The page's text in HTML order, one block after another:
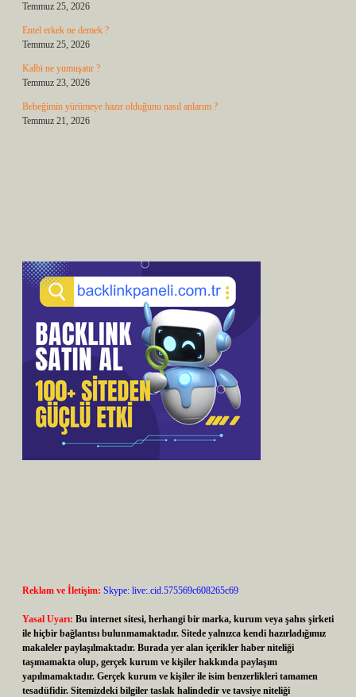
Temmuz 25, 2026
Entel erkek ne demek ?
Temmuz 25, 2026
Kalbi ne yumuşatır ?
Temmuz 23, 2026
Bebeğimin yürümeye hazır olduğunu nasıl anlarım ?
Temmuz 21, 2026
Reklam ve İletişim: Skype: live:.cid.575569c608265c69
Yasal Uyarı: Bu internet sitesi, herhangi bir marka, kurum veya şahıs şirketi
ile hiçbir bağlantısı bulunmamaktadır. Sitede yalnızca kendi hazırladığımız
makaleler paylaşılmaktadır. Burada yer alan içerikler haber niteliği
taşımamakta olup, gerçek kurum ve kişiler hakkında paylaşım
yapılmamaktadır. Gerçek kurum ve kişiler ile isim benzerlikleri tamamen
tesadüfidir. Sitemizdeki bilgiler taslak halindedir ve tavsiye niteliği